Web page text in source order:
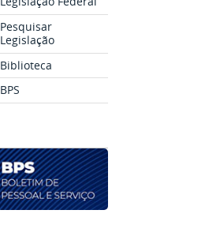
Pesquisar
Legislação
Biblioteca
BPS